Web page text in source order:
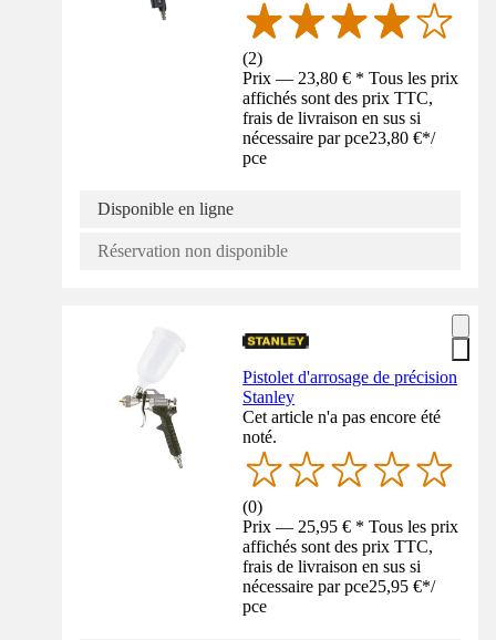
(2)
Prix — 23,80 € * Tous les prix
affichés sont des prix TTC,
frais de livraison en sus si
nécessaire par pce23,80 €*/
pce
Disponible en ligne
Réservation non disponible
Pistolet d'arrosage de précision
Stanley
Cet article n'a pas encore été
noté.
(0)
Prix — 25,95 € * Tous les prix
affichés sont des prix TTC,
frais de livraison en sus si
nécessaire par pce25,95 €*/
pce